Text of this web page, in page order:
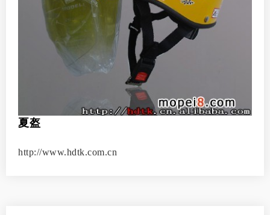
夏盔
http://www.hdtk.com.cn